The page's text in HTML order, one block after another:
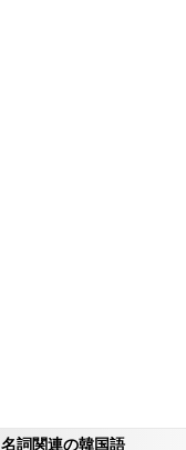
名詞関連の韓国語